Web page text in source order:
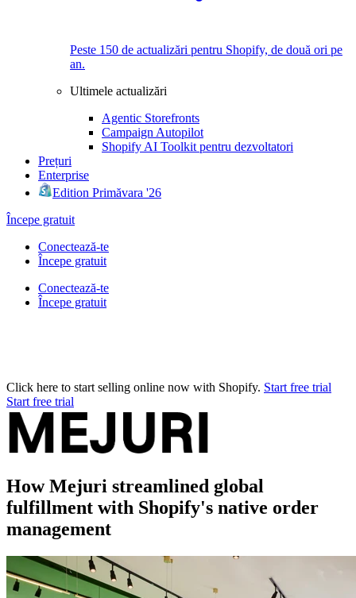
Peste 150 de actualizări pentru Shopify, de două ori pe
an.
Ultimele actualizări
Agentic Storefronts
Campaign Autopilot
Shopify AI Toolkit pentru dezvoltatori
Prețuri
Enterprise
Edition Primăvara '26
Începe gratuit
Conectează-te
Începe gratuit
Conectează-te
Începe gratuit
Click here to start selling online now with Shopify. Start free trial
Start free trial
How Mejuri streamlined global
fulfillment with Shopify's native order
management